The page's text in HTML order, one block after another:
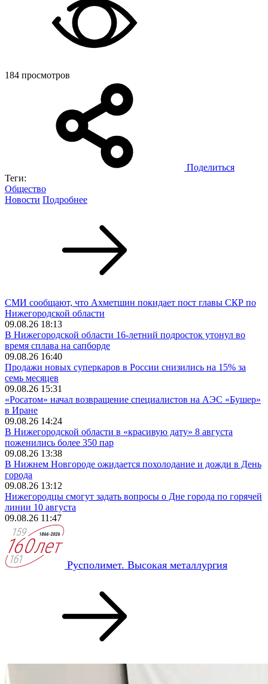
184 просмотров
Поделиться
Теги:
Общество
Новости Подробнее
СМИ сообщают, что Ахметшин покидает пост главы СКР по
Нижегородской области
09.08.26 18:13
В Нижегородской области 16-летний подросток утонул во
время сплава на сапборде
09.08.26 16:40
Продажи новых суперкаров в России снизились на 15% за
семь месяцев
09.08.26 15:31
«Росатом» начал возвращение специалистов на АЭС «Бушер»
в Иране
09.08.26 14:24
В Нижегородской области в «красивую дату» 8 августа
поженились более 350 пар
09.08.26 13:38
В Нижнем Новгороде ожидается похолодание и дожди в День
города
09.08.26 13:12
Нижегородцы смогут задать вопросы о Дне города по горячей
линии 10 августа
09.08.26 11:47
Русполимет. Высокая металлургия